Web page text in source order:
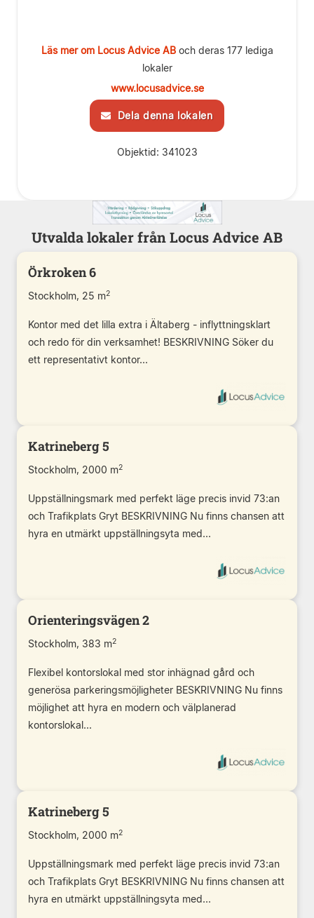
Läs mer om Locus Advice ABoch deras 177 lediga
lokaler
www.locusadvice.se
Dela denna lokalen
Objektid: 341023
Utvalda lokaler från Locus Advice AB
Örkroken 6
Stockholm, 25 m2
Kontor med det lilla extra i Ältaberg - inflyttningsklart
och redo för din verksamhet! BESKRIVNING Söker du
ett representativt kontor...
Katrineberg 5
Stockholm, 2000 m2
Uppställningsmark med perfekt läge precis invid 73:an
och Trafikplats Gryt BESKRIVNING Nu finns chansen att
hyra en utmärkt uppställningsyta med...
Orienteringsvägen 2
Stockholm, 383 m2
Flexibel kontorslokal med stor inhägnad gård och
generösa parkeringsmöjligheter BESKRIVNING Nu finns
möjlighet att hyra en modern och välplanerad
kontorslokal...
Katrineberg 5
Stockholm, 2000 m2
Uppställningsmark med perfekt läge precis invid 73:an
och Trafikplats Gryt BESKRIVNING Nu finns chansen att
hyra en utmärkt uppställningsyta med...